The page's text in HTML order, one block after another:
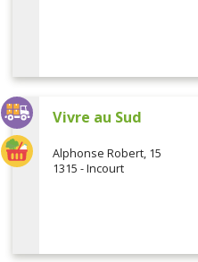
Vivre au Sud
Alphonse Robert, 15
1315 - Incourt